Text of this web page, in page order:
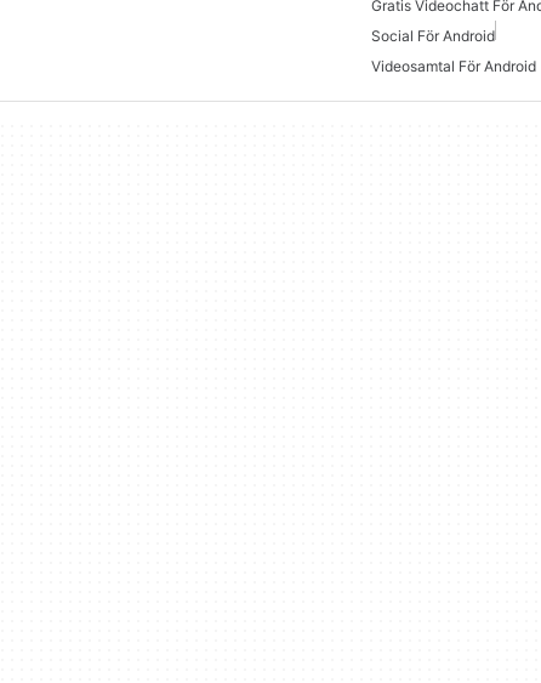
Gratis Videochatt För
Social För Android
Videosamtal För Android